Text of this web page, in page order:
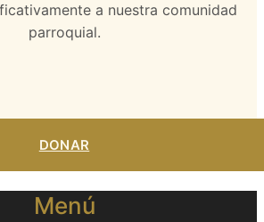
a nuestra comunidad
parroquial.
DONAR
Menú